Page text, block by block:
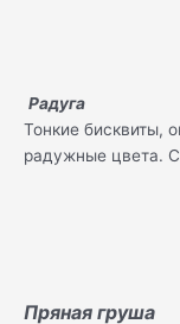
Радуга
Тонкие бисквиты,
радужные цвета.
Пряная груша